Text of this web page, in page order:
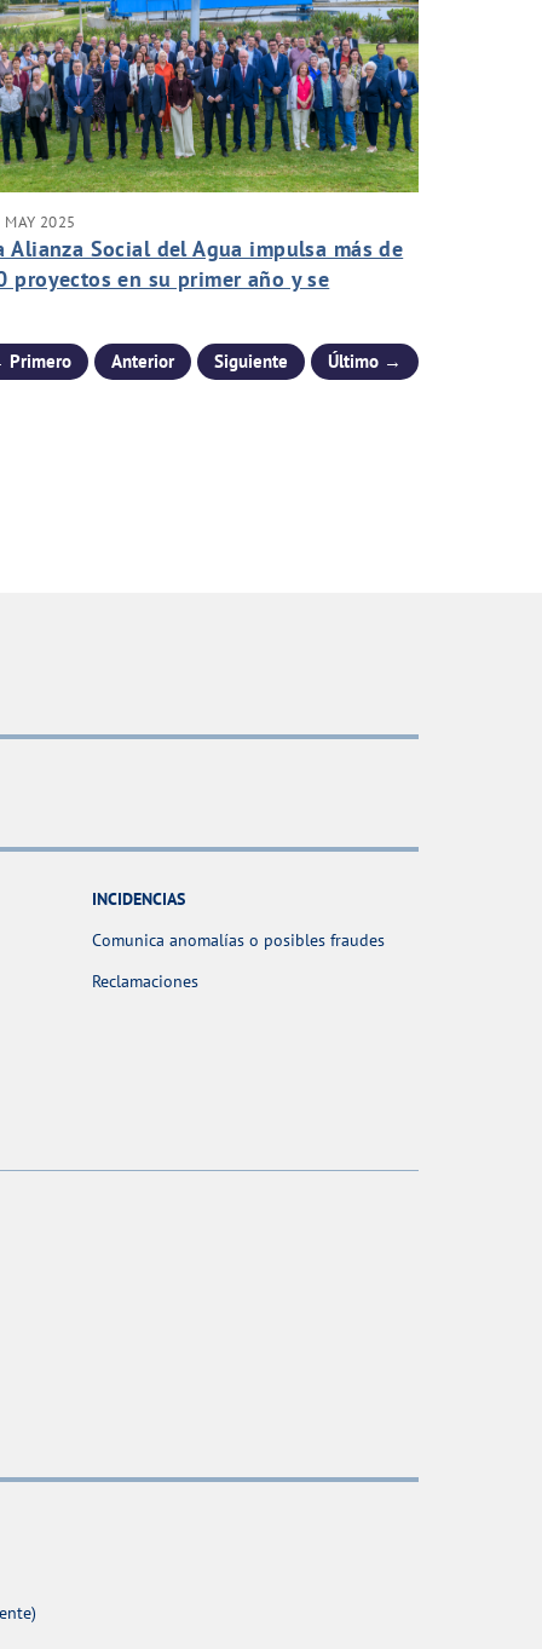
MAY 2025
Alianza Social del Agua impulsa más de
proyectos en su primer año y se
Anterior Siguiente Último →
INCIDENCIAS
Comunica anomalías o posibles fraudes
Reclamaciones